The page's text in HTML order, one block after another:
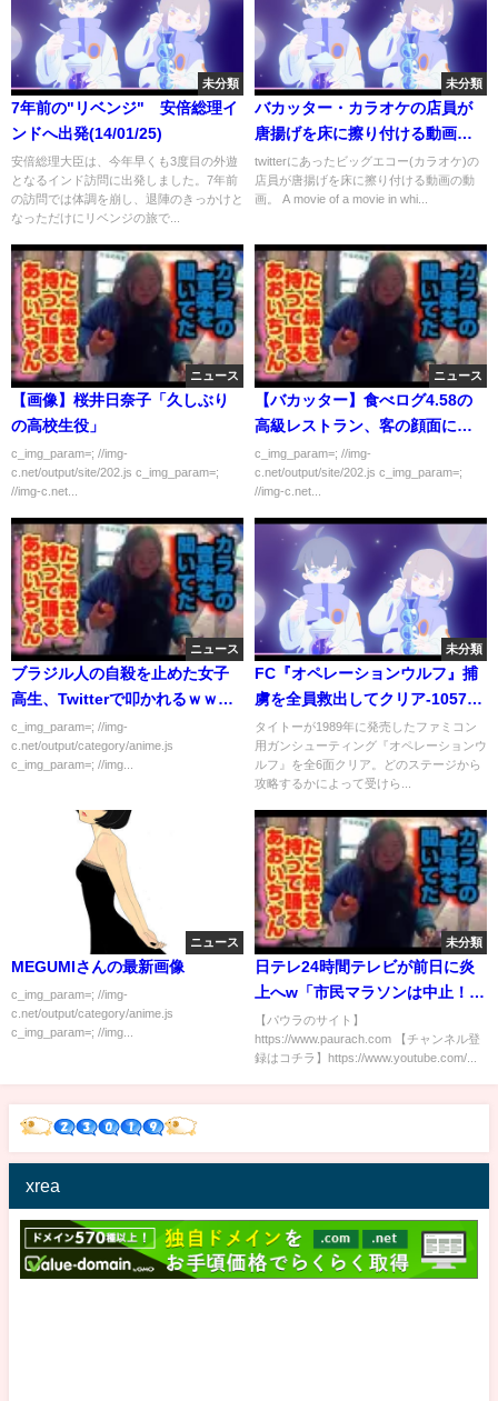
未分類
7年前の"リベンジ" 安倍総理イ
ンドへ出発(14/01/25)
安倍総理大臣は、今年早くも3度目の外遊
となるインド訪問に出発しました。7年前
の訪問では体調を崩し、退陣のきっかけと
なっただけにリベンジの旅で...
未分類
バカッター・カラオケの店員が
唐揚げを床に擦り付ける動画・A
clerk at Karaoke rubs deep-
fried chicken on the floor
twitterにあったビッグエコー(カラオケ)の
店員が唐揚げを床に擦り付ける動画の動
画。 A movie of a movie in whi...
ニュース
【画像】桜井日奈子「久しぶり
の高校生役」
c_img_param=; //img-
c.net/output/site/202.js c_img_param=;
//img-c.net...
ニュース
【バカッター】食べログ4.58の
高級レストラン、客の顔面にモ
ンブランをぶっかけ
c_img_param=; //img-
c.net/output/site/202.js c_img_param=;
//img-c.net...
ニュース
ブラジル人の自殺を止めた女子
高生、Twitterで叩かれるｗｗｗ
ｗｗ
c_img_param=; //img-
c.net/output/category/anime.js
c_img_param=; //img...
未分類
FC『オペレーションウルフ』捕
虜を全員救出してクリア-1057本
目【マルカツ!レトロゲーム】
タイトーが1989年に発売したファミコン
用ガンシューティング『オペレーションウ
ルフ』を全6面クリア。どのステージから
攻略するかによって受けら...
ニュース
MEGUMIさんの最新画像
c_img_param=; //img-
c.net/output/category/anime.js
c_img_param=; //img...
未分類
日テレ24時間テレビが前日に炎
上へw「市民マラソンは中止！で
もやす子さんはマラソンさせま
す！」wwwww
【パウラのサイト】
https://www.paurach.com 【チャンネル登
録はコチラ】https://www.youtube.com/...
xrea